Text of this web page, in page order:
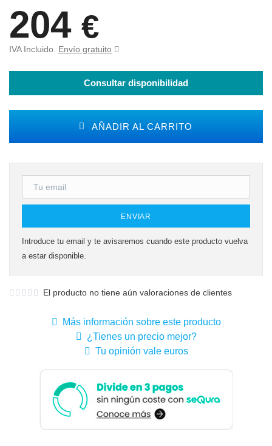
204 €
IVA Incluido. Envío gratuito
Consultar disponibilidad
AÑADIR AL CARRITO
ENVIAR
Introduce tu email y te avisaremos cuando este producto vuelva
a estar disponible.
El producto no tiene aún valoraciones de clientes
Más información sobre este producto
¿Tienes un precio mejor?
Tu opinión vale euros